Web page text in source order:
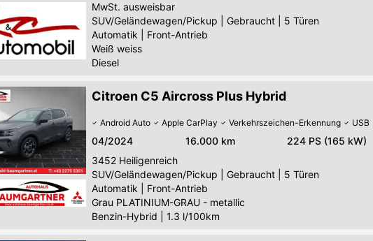
MwSt. ausweisbar
SUV/Geländewagen/Pickup
Gebraucht
5 Türen
Automatik
Front-Antrieb
Weiß weiss
Diesel
Citroen C5 Aircross Plus Hybrid
Android Auto Apple CarPlay Verkehrszeichen-Erkennung USB
04/2024 16.000 km 224 PS (165 kW)
3452 Heiligenreich
SUV/Geländewagen/Pickup
Gebraucht
5 Türen
Automatik
Front-Antrieb
Grau PLATINIUM-GRAU - metallic
Benzin-Hybrid
1.3 l/100km